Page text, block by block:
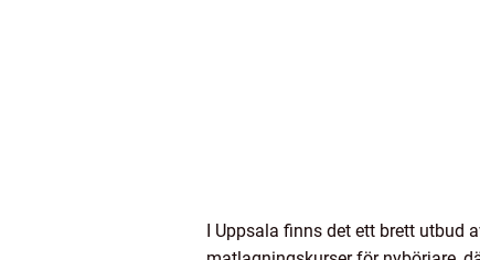
I Uppsala finns det ett brett